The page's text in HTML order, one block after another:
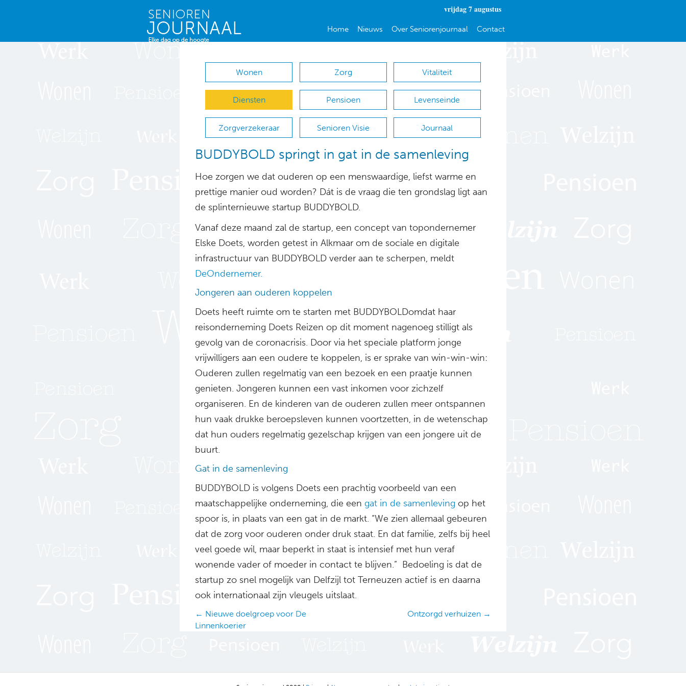
vrijdag 7 augustus
Home Nieuws Over Seniorenjournaal Contact
Wonen Zorg Vitaliteit
Diensten Pensioen Levenseinde
Zorgverzekeraar Senioren Visie Journaal
BUDDYBOLD springt in gat in de samenleving
Hoe zorgen we dat ouderen op een menswaardige, liefst warme en
prettige manier oud worden? Dát is de vraag die ten grondslag ligt aan
de splinternieuwe startup BUDDYBOLD.
Vanaf deze maand zal de startup, een concept van topondernemer
Elske Doets, worden getest in Alkmaar om de sociale en digitale
infrastructuur van BUDDYBOLD verder aan te scherpen, meldt
DeOndernemer.
Jongeren aan ouderen koppelen
Doets heeft ruimte om te starten met BUDDYBOLDomdat haar
reisonderneming Doets Reizen op dit moment nagenoeg stilligt als
gevolg van de coronacrisis. Door via het speciale platform jonge
vrijwilligers aan een oudere te koppelen, is er sprake van win-win-win:
Ouderen zullen regelmatig van een bezoek en een praatje kunnen
genieten. Jongeren kunnen een vast inkomen voor zichzelf
organiseren. En de kinderen van de ouderen zullen meer ontspannen
hun vaak drukke beroepsleven kunnen voortzetten, in de wetenschap
dat hun ouders regelmatig gezelschap krijgen van een jongere uit de
buurt.
Gat in de samenleving
BUDDYBOLD is volgens Doets een prachtig voorbeeld van een
maatschappelijke onderneming, die een gat in de samenleving op het
spoor is, in plaats van een gat in de markt. “We zien allemaal gebeuren
dat de zorg voor ouderen onder druk staat. En dat familie, zelfs bij heel
veel goede wil, maar beperkt in staat is intensief met hun veraf
wonende vader of moeder in contact te blijven.” Bedoeling is dat de
startup zo snel mogelijk van Delfzijl tot Terneuzen actief is en daarna
ook internationaal zijn vleugels uitslaat.
Posts
navigation
← Nieuwe doelgroep voor De
Linnenkoerier
Ontzorgd verhuizen →